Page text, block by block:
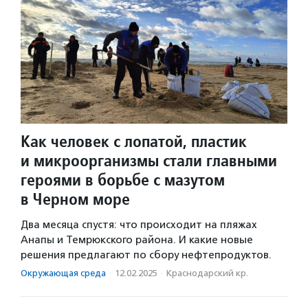
Как человек с лопатой, пластик
и микроорганизмы стали главными
героями в борьбе с мазутом
в Черном море
Два месяца спустя: что происходит на пляжах
Анапы и Темрюкского района. И какие новые
решения предлагают по сбору нефтепродуктов.
Окружающая среда · 12.02.2025 · Краснодарский кр.